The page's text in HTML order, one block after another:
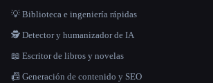
💡 Biblioteca e ingeniería rápidas
🕵️ Detector y humanizador de IA
📖 Escritor de libros y novelas
📠 Generación de contenido y SEO